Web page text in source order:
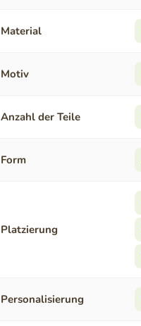
Material
Motiv
Anzahl der Teile
Form
Platzierung
Personalisierung